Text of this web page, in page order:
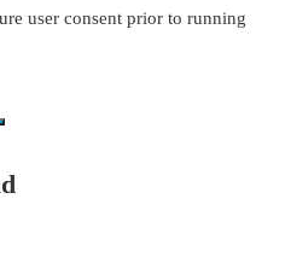
user consent prior to running